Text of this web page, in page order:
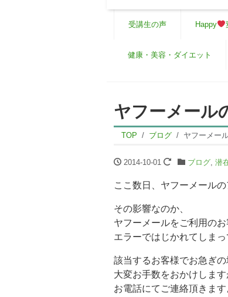
受講生の声 Happy
健康・美容・ダイエット
ヤフーメール
TOP ブログ ヤフーメー
2014-10-01 ブログ, 潜
ここ数日、ヤフーメール
その影響なのか、
ヤフーメールをご利用の
エラーではじかれてしまっ
該当するお客様でお急ぎ
大変お手数をおかけします
お電話にてご連絡頂きま